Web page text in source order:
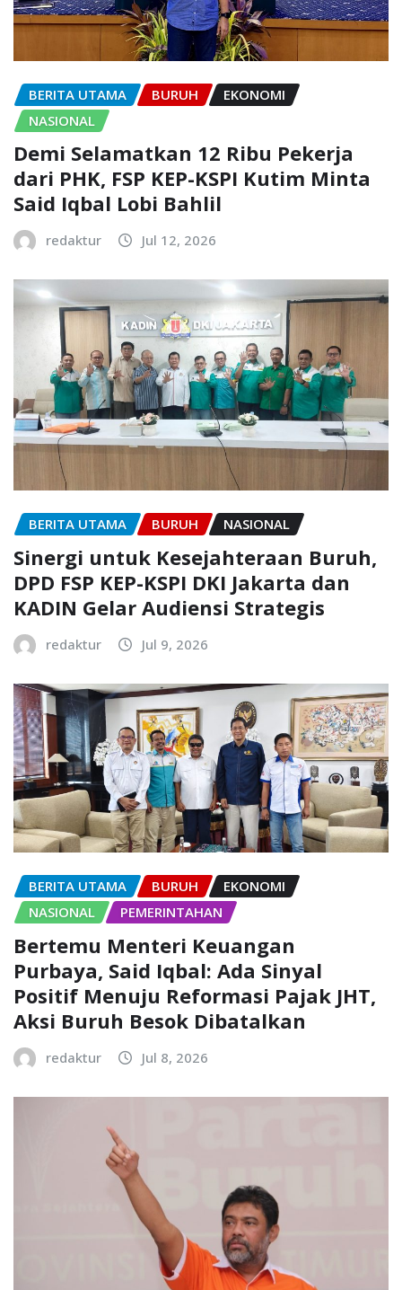
BERITA UTAMA BURUH
EKONOMI
NASIONAL
Demi Selamatkan 12 Ribu Pekerja
dari PHK, FSP KEP-KSPI Kutim Minta
Said Iqbal Lobi Bahlil
redaktur Jul 12, 2026
BERITA UTAMA BURUH NASIONAL
Sinergi untuk Kesejahteraan Buruh,
DPD FSP KEP-KSPI DKI Jakarta dan
KADIN Gelar Audiensi Strategis
redaktur Jul 9, 2026
BERITA UTAMA BURUH
EKONOMI
NASIONAL
PEMERINTAHAN
Bertemu Menteri Keuangan
Purbaya, Said Iqbal: Ada Sinyal
Positif Menuju Reformasi Pajak JHT,
Aksi Buruh Besok Dibatalkan
redaktur Jul 8, 2026